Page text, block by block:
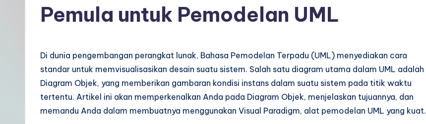
In
Pemula untuk Pemodelan UML
Di dunia pengembangan perangkat lunak, Bahasa Pemodelan Terpadu (UML) menyediakan cara
standar untuk memvisualisasikan desain suatu sistem. Salah satu diagram utama dalam UML adalah
Diagram Objek, yang memberikan gambaran kondisi instans dalam suatu sistem pada titik waktu
tertentu. Artikel ini akan memperkenalkan Anda pada Diagram Objek, menjelaskan tujuannya, dan
memandu Anda dalam membuatnya menggunakan Visual Paradigm, alat pemodelan UML yang kuat.